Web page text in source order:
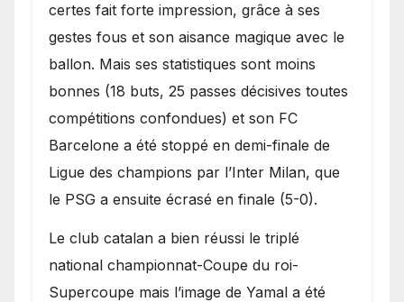
certes fait forte impression, grâce à ses
gestes fous et son aisance magique avec le
ballon. Mais ses statistiques sont moins
bonnes (18 buts, 25 passes décisives toutes
compétitions confondues) et son FC
Barcelone a été stoppé en demi-finale de
Ligue des champions par l’Inter Milan, que
le PSG a ensuite écrasé en finale (5-0).
Le club catalan a bien réussi le triplé
national championnat-Coupe du roi-
Supercoupe mais l’image de Yamal a été